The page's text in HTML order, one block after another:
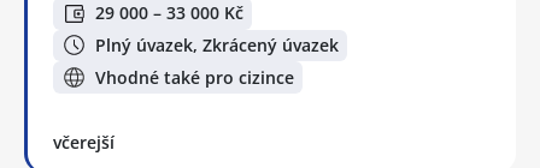
29 000 – 33 000 Kč
Plný úvazek, Zkrácený úvazek
Vhodné také pro cizince
včerejší